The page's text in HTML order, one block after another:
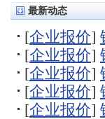
最新动态
[企业报价]
[企业报价]
[企业报价]
[企业报价]
[企业报价]